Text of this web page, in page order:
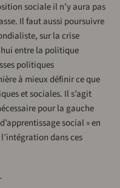
sociale il n’y aura pas
Il faut aussi poursuivre
sur la crise
entre la politique
politiques
à mieux définir ce que
et sociales. Il s’agit
pour la gauche
social » en
dans ces